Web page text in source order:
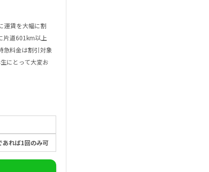
運賃を大幅に割
片道601km以上
急料金は割引対象
にとって大変お
あれば1回のみ可